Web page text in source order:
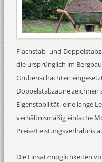
Flachstab- und
die ursprünglich im
Grubenschächten
Doppelstabzäune
Eigenstabilität, eine lange
verhältnismäßig einfache
Preis-/Leistungsverhältnis
Die Einsatzmöglichkeiten